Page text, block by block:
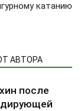
катанию
АВТОРА
после